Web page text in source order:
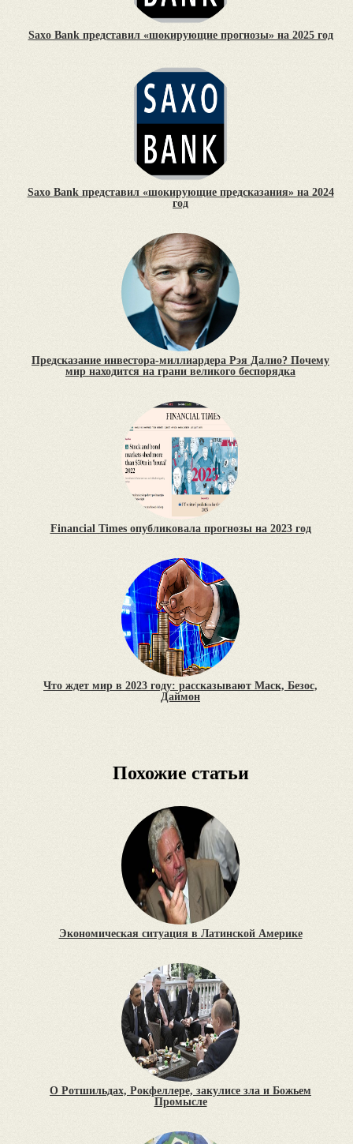
Saxo Bank представил «шокирующие прогнозы» на 2025 год
Saxo Bank представил «шокирующие предсказания» на 2024
год
Предсказание инвестора-миллиардера Рэя Далио? Почему
мир находится на грани великого беспорядка
Financial Times опубликовала прогнозы на 2023 год
Что ждет мир в 2023 году: рассказывают Маск, Безос,
Даймон
Похожие статьи
Экономическая ситуация в Латинской Америке
О Ротшильдах, Рокфеллере, закулисе зла и Божьем
Промысле